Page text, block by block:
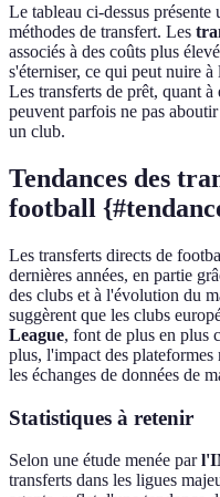
Le tableau ci-dessus
méthodes de transfert. Les
associés à des coûts plus
s'éterniser, ce qui peut nuire
Les transferts de prêt, quant
peuvent parfois ne pas
un club.
Tendances des
football
Les transferts directs de
dernières années, en partie
des clubs et à l'évolution du
suggèrent que les clubs
League, font de plus en plus
plus, l'impact des
les échanges de données de
Statistiques à retenir
Selon une étude menée par
transferts dans les ligues